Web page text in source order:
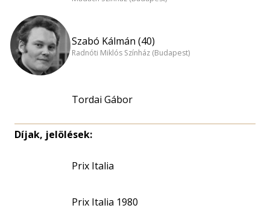
Szabó Kálmán (40)
Radnóti Miklós Színház (Budapest)
Tordai Gábor
Díjak, jelölések:
Prix Italia
Prix Italia 1980